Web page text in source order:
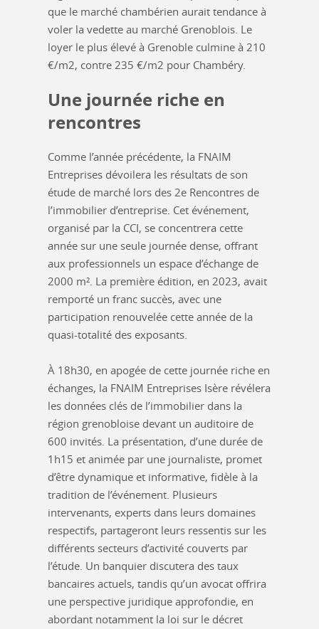
que le marché chambérien aurait tendance à
voler la vedette au marché Grenoblois. Le
loyer le plus élevé à Grenoble culmine à 210
€/m2, contre 235 €/m2 pour Chambéry.
Une journée riche en
rencontres
Comme l’année précédente, la FNAIM
Entreprises dévoilera les résultats de son
étude de marché lors des 2e Rencontres de
l’immobilier d’entreprise. Cet événement,
organisé par la CCI, se concentrera cette
année sur une seule journée dense, offrant
aux professionnels un espace d’échange de
2000 m². La première édition, en 2023, avait
remporté un franc succès, avec une
participation renouvelée cette année de la
quasi-totalité des exposants.
À 18h30, en apogée de cette journée riche en
échanges, la FNAIM Entreprises Isère révélera
les données clés de l’immobilier dans la
région grenobloise devant un auditoire de
600 invités. La présentation, d’une durée de
1h15 et animée par une journaliste, promet
d’être dynamique et informative, fidèle à la
tradition de l’événement. Plusieurs
intervenants, experts dans leurs domaines
respectifs, partageront leurs ressentis sur les
différents secteurs d’activité couverts par
l’étude. Un banquier discutera des taux
bancaires actuels, tandis qu’un avocat offrira
une perspective juridique approfondie, en
abordant notamment la loi sur le décret